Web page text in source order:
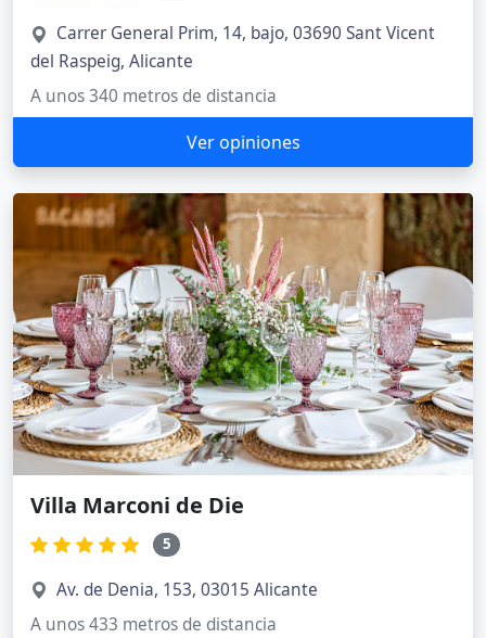
Carrer General Prim, 14, bajo, 03690 Sant Vicent
del Raspeig, Alicante
A unos 340 metros de distancia
Ver opiniones
Villa Marconi de Die
5
Av. de Denia, 153, 03015 Alicante
A unos 433 metros de distancia